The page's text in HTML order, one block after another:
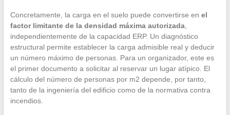
Concretamente, la carga en el suelo puede convertirse en el
factor limitante de la densidad máxima autorizada,
independientemente de la capacidad ERP. Un diagnóstico
estructural permite establecer la carga admisible real y deducir
un número máximo de personas. Para un organizador, este es
el primer documento a solicitar al reservar un lugar atípico. El
cálculo del número de personas por m2 depende, por tanto,
tanto de la ingeniería del edificio como de la normativa contra
incendios.